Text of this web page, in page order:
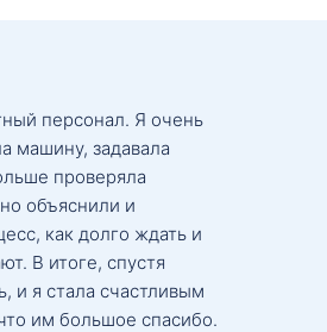
персонал. Я очень
машину, задавала
проверяла
объяснили и
как долго ждать и
В итоге, спустя
и я стала счастливым
им большое спасибо.